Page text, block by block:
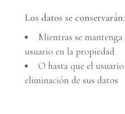
Los datos se conservarán:
Mientras se
usuario en la propiedad
O hasta que el
eliminación de sus datos